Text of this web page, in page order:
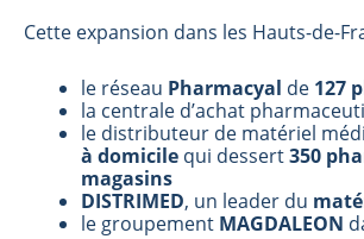
Cette expansion dans les Hauts-de-
le réseau Pharmacyal de 127
la centrale d’achat
le distributeur de matériel
à domicile qui dessert350
magasins
DISTRIMED, un leader du
le groupement MAGDALEON